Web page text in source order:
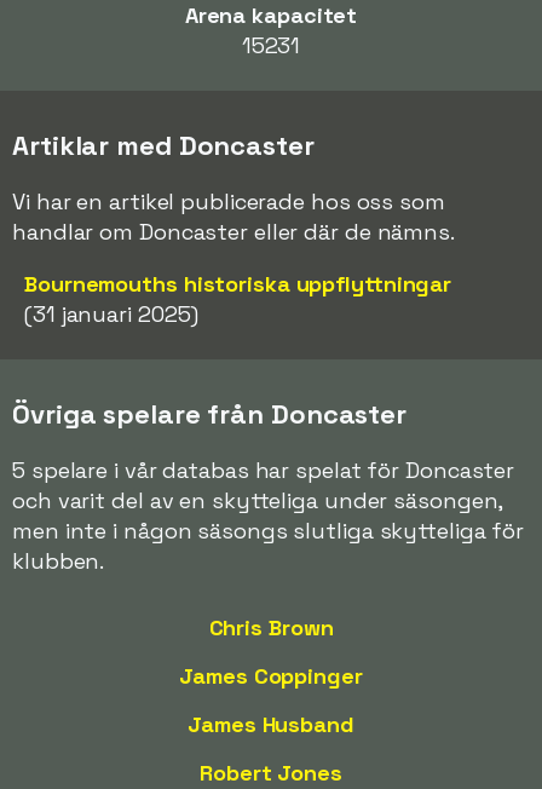
Arena kapacitet
15231
Artiklar med Doncaster
Vi har en artikel publicerade hos oss som
handlar om Doncaster eller där de nämns.
Bournemouths historiska uppflyttningar
(31 januari 2025)
Övriga spelare från Doncaster
5 spelare i vår databas har spelat för Doncaster
och varit del av en skytteliga under säsongen,
men inte i någon säsongs slutliga skytteliga för
klubben.
Chris Brown
James Coppinger
James Husband
Robert Jones